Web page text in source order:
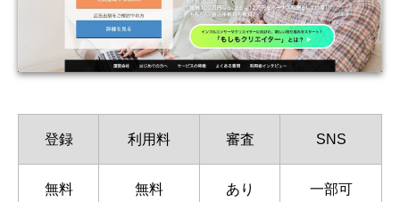
登録 利用料 審査 SNS
無料 無料 あり 一部可